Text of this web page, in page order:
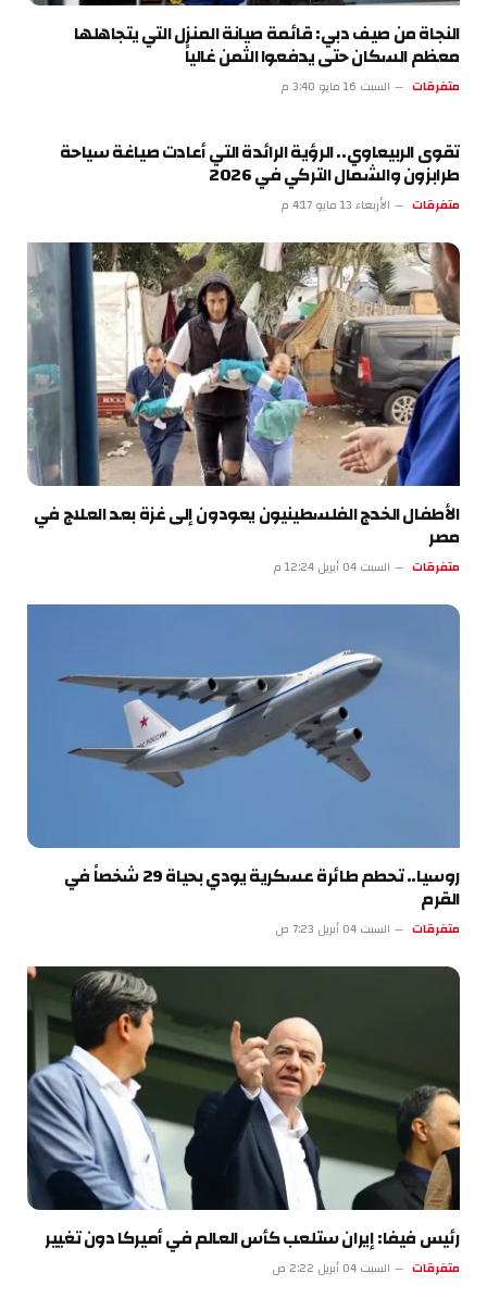
النجاة من صيف دبي: قائمة صيانة المنزل التي يتجاهلها
معظم السكان حتى يدفعوا الثمن غالياً
متفرقات السبت 16 مايو 3:40 م
تقوى الربيعاوي.. الرؤية الرائدة التي أعادت صياغة سياحة
طرابزون والشمال التركي في 2026
متفرقات الأربعاء 13 مايو 4:17 م
الأطفال الخدج الفلسطينيون يعودون إلى غزة بعد العلاج في
مصر
متفرقات السبت 04 أبريل 12:24 م
روسيا.. تحطم طائرة عسكرية يودي بحياة 29 شخصاً في
القرم
متفرقات السبت 04 أبريل 7:23 ص
رئيس فيفا: إيران ستلعب كأس العالم في أميركا دون تغيير
متفرقات السبت 04 أبريل 2:22 ص